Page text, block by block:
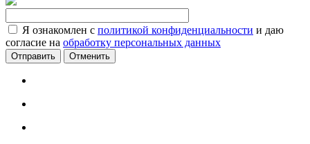
Я ознакомлен с политикой конфиденциальности и даю
согласие на обработку персональных данных
Отменить